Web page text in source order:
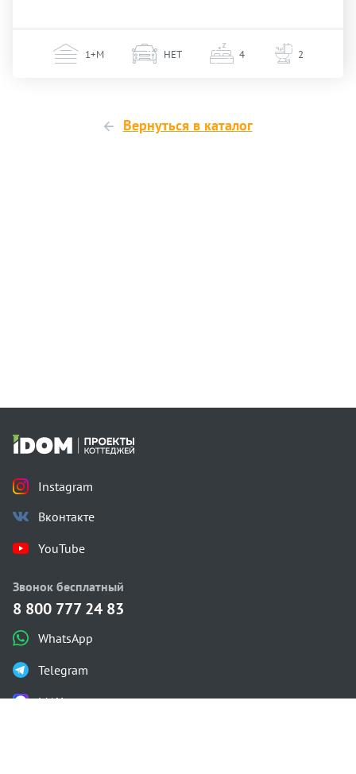
1+М НЕТ 4 2
Вернуться в каталог
Instagram
Вконтакте
YouTube
Звонок бесплатный
8 800 777 24 83
WhatsApp
Telegram
MAX